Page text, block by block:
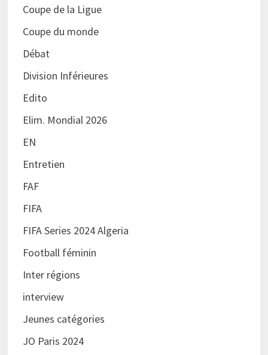
Coupe de la Ligue
Coupe du monde
Débat
Division Inférieures
Edito
Elim. Mondial 2026
EN
Entretien
FAF
FIFA
FIFA Series 2024 Algeria
Football féminin
Inter régions
interview
Jeunes catégories
JO Paris 2024